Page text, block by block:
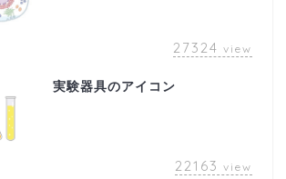
27324 view
実験器具のアイコン
22163 view